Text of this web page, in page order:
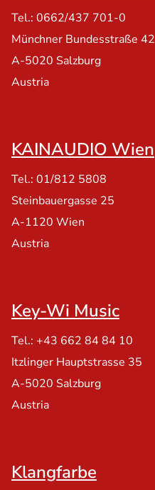
Tel.: 0662/437 701-0
Münchner Bundesstraße 42
A-5020 Salzburg
Austria
KAINAUDIO Wien
Tel.: 01/812 5808
Steinbauergasse 25
A-1120 Wien
Austria
Key-Wi Music
Tel.: +43 662 84 84 10
Itzlinger Hauptstrasse 35
A-5020 Salzburg
Austria
Klangfarbe